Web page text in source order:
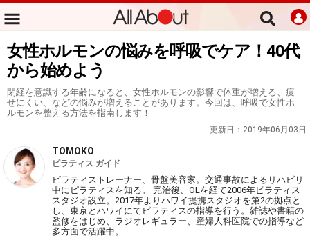
女性ホルモンの悩みを呼吸でケア！40代
から始めよう
閉経を意識する年齢になると、女性ホルモンの影響で体重が増える、痩
せにくい、などの悩みが増えることがあります。今回は、呼吸で女性ホ
ルモンを整える方法を指南します！
更新日： 2019年06月03日
TOMOKO
ピラティス ガイド
ピラティストレーナー、骨盤美容家。交通事故によるリハビリ
中にピラティスを知る。 完治後、OLを経て2006年ピラティス
スタジオ設立。2017年よりハワイ提携スタジオを第2の拠点と
し、東京とハワイにてピラティスの指導を行う。雑誌や書籍の
監修をはじめ、ラジオレギュラー、産婦人科医院での指導など
多方面で活躍中。